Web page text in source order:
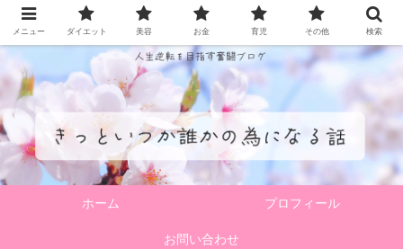
ホーム プロフィール
お問い合わせ
メニュー ダイエット 美容 お金 育児 その他 検索